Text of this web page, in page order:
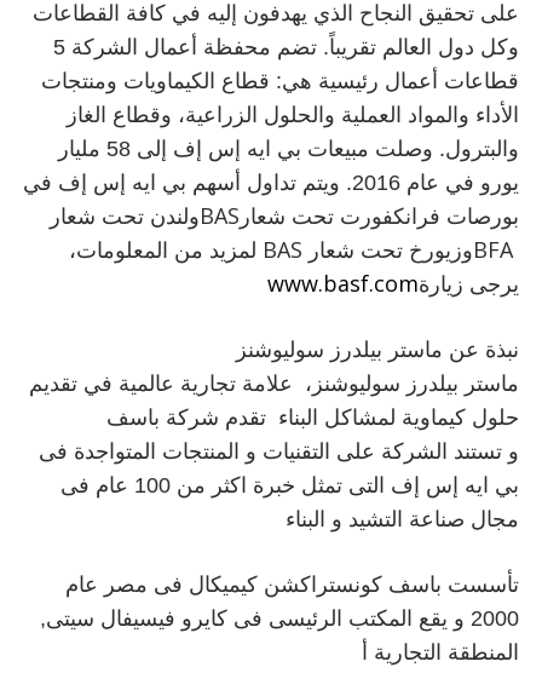
على تحقيق النجاح الذي يهدفون إليه في كافة القطاعات
وكل دول العالم تقريباً. تضم محفظة أعمال الشركة 5
قطاعات أعمال رئيسية هي: قطاع الكيماويات ومنتجات
الأداء والمواد العملية والحلول الزراعية، وقطاع الغاز
والبترول. وصلت مبيعات بي ايه إس إف إلى 58 مليار
يورو في عام 2016. ويتم تداول أسهم بي ايه إس إف في
بورصات فرانكفورت تحت شعار BASولندن تحت شعار
BFAوزيورخ تحت شعار BAS لمزيد من المعلومات،
يرجى زيارةwww.basf.com
نبذة عن ماستر بيلدرز سوليوشنز
ماستر بيلدرز سوليوشنز،
علامة تجارية عالمية في تقديم
حلول كيماوية لمشاكل البناء تقدم شركة باسف
و تستند الشركة على التقنيات و المنتجات المتواجدة فى
بي ايه إس إف التى تمثل خبرة اكثر من 100 عام فى
مجال صناعة التشيد و البناء
تأسست باسف كونستراكشن كيميكال فى مصر عام
2000 و يقع المكتب الرئيسى فى كايرو فيسيفال سيتى,
المنطقة التجارية أ